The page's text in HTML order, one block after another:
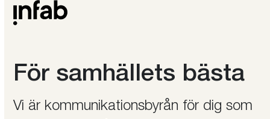
SkipÖppna
mobilmeny
Stäng
mobilmeny
För samhällets bästa
Vi är kommunikationsbyrån för dig som